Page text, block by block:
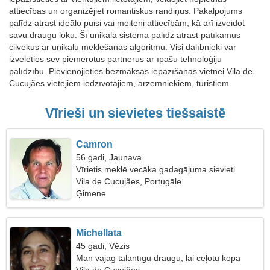
attiecības un organizējiet romantiskus randiņus. Pakalpojums
palīdz atrast ideālo puisi vai meiteni attiecībām, kā arī izveidot
savu draugu loku. Šī unikālā sistēma palīdz atrast patīkamus
cilvēkus ar unikālu meklēšanas algoritmu. Visi dalībnieki var
izvēlēties sev piemērotus partnerus ar īpašu tehnoloģiju
palīdzību. Pievienojieties bezmaksas iepazīšanās vietnei Vila de
Cucujães vietējiem iedzīvotājiem, ārzemniekiem, tūristiem.
Vīrieši un sievietes tiešsaistē
Camron
56 gadi, Jaunava
Vīrietis meklē vecāka gadagājuma sievieti
Vila de Cucujães, Portugāle
Ģimene
Michellata
45 gadi, Vēzis
Man vajag talantīgu draugu, lai ceļotu kopā